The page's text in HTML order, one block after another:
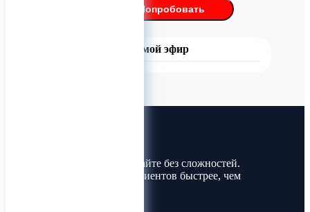
Попробовать
Прямой эфир
Покупайте и продавайте без сложностей.
Найдите товары и клиентов быстрее, чем